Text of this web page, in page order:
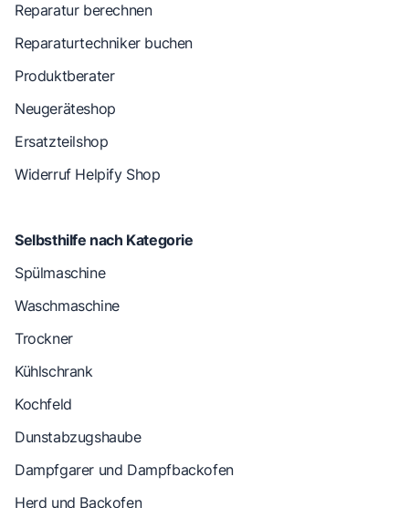
Reparatur berechnen
Reparaturtechniker buchen
Produktberater
Neugeräteshop
Ersatzteilshop
Widerruf Helpify Shop
Selbsthilfe nach Kategorie
Spülmaschine
Waschmaschine
Trockner
Kühlschrank
Kochfeld
Dunstabzugshaube
Dampfgarer und Dampfbackofen
Herd und Backofen